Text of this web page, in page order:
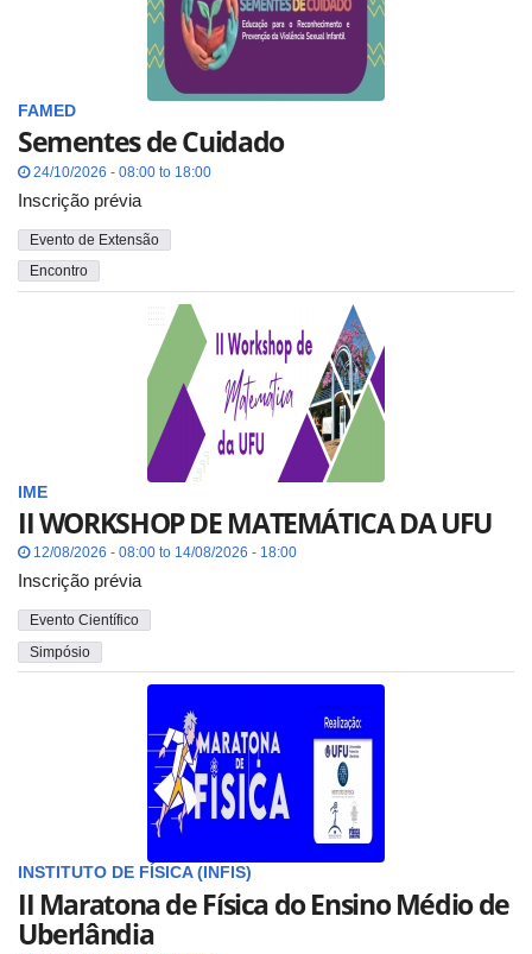
FAMED
Sementes de Cuidado
24/10/2026 - 08:00 to 18:00
Inscrição prévia
Evento de Extensão
Encontro
IME
II WORKSHOP DE MATEMÁTICA DA UFU
12/08/2026 - 08:00 to 14/08/2026 - 18:00
Inscrição prévia
Evento Científico
Simpósio
INSTITUTO DE FÍSICA (INFIS)
II Maratona de Física do Ensino Médio de
Uberlândia